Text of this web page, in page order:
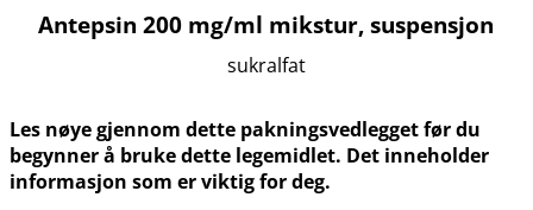
Antepsin 200 mg/ml mikstur, suspensjon
sukralfat
Les nøye gjennom dette pakningsvedlegget før du
begynner å bruke dette legemidlet. Det inneholder
informasjon som er viktig for deg.